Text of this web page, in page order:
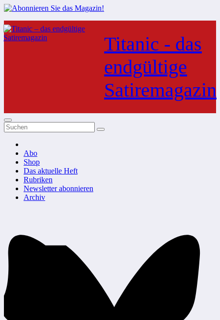
Zum
Inhalt
springen
Titanic - das
endgültige
Satiremagazin
Abo
Shop
Das aktuelle Heft
Rubriken
Newsletter abonnieren
Archiv